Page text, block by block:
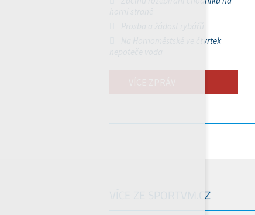
Na Hornoměstské ve čtvrtek
VÍCE ZE SPORTVM.CZ